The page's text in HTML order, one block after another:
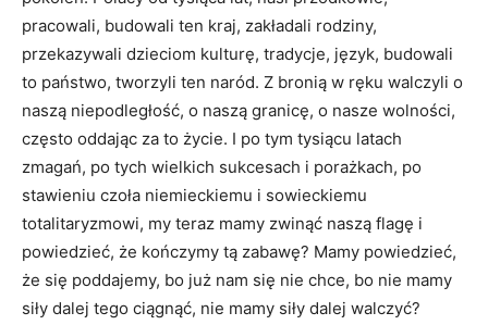
pracowali, budowali ten kraj, zakładali rodziny,
przekazywali dzieciom kulturę, tradycje, język, budowali
to państwo, tworzyli ten naród. Z bronią w ręku walczyli o
naszą niepodległość, o naszą granicę, o nasze wolności,
często oddając za to życie. I po tym tysiącu latach
zmagań, po tych wielkich sukcesach i porażkach, po
stawieniu czoła niemieckiemu i sowieckiemu
totalitaryzmowi, my teraz mamy zwinąć naszą flagę i
powiedzieć, że kończymy tą zabawę? Mamy powiedzieć,
że się poddajemy, bo już nam się nie chce, bo nie mamy
siły dalej tego ciągnąć, nie mamy siły dalej walczyć?